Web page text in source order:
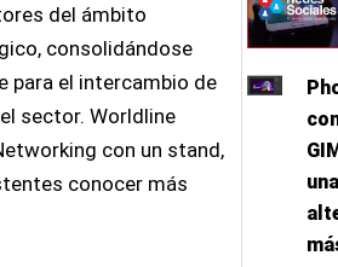
del ámbito
consolidándose
para el intercambio de
sector. Worldline
con un stand,
conocer más
una